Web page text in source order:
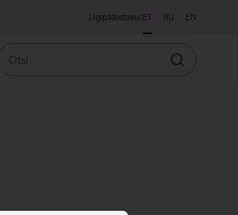
LigipääsetavusET RU EN
Otsin